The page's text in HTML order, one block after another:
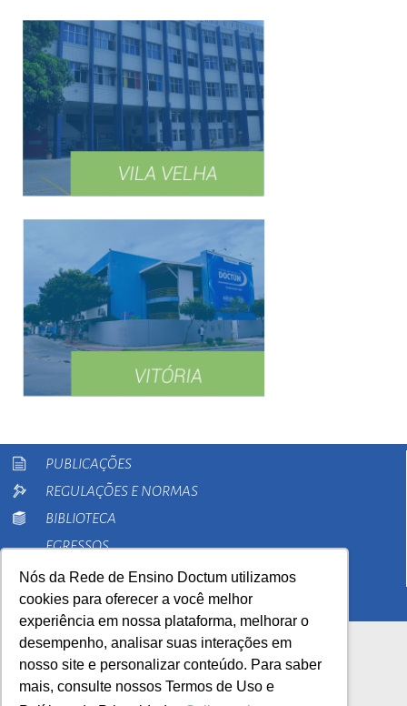
Nós da Rede de Ensino Doctum utilizamos
cookies para oferecer a você melhor
experiência em nossa plataforma, melhorar o
desempenho, analisar suas interações em
nosso site e personalizar conteúdo. Para saber
mais, consulte nossos Termos de Uso e
PUBLICAÇÕES
REGULAÇÕES E NORMAS
BIBLIOTECA
EGRESSOS
PESQUISA
EXTENSÃO